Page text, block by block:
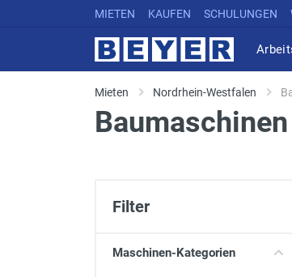
MIETEN KAUFEN SCHULUNGEN
Mieten Nordrhein-Westfalen
Filter
Maschinen-Kategorien